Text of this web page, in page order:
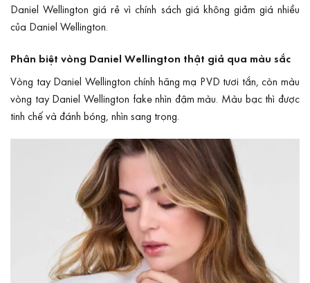
Daniel Wellington giá rẻ vì chính sách giá không giảm giá nhiều
của Daniel Wellington.
Phân biệt vòng Daniel Wellington thật giả qua màu sắc
Vòng tay Daniel Wellington chính hãngmạ PVD tươi tắn, còn màu
vòng tay Daniel Wellington fake nhìn đậm màu. Màu bạc thì được
tinh chế và đánh bóng, nhìn sang trọng.